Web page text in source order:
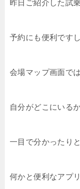
昨日ご紹介した試
予約にも便利ですし
会場マップ画面では
自分がどこにいる
一目で分かったりと
何かと便利なアプリ